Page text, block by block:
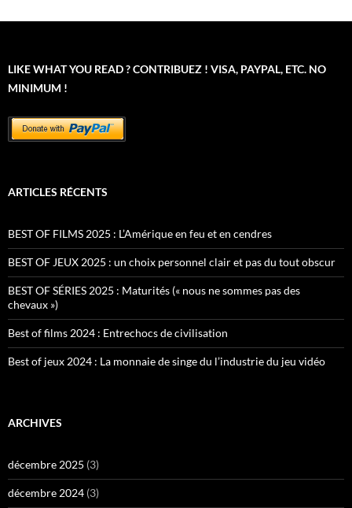
LIKE WHAT YOU READ ? CONTRIBUEZ ! VISA, PAYPAL, ETC. NO
MINIMUM !
ARTICLES RÉCENTS
BEST OF FILMS 2025 : L’Amérique en feu et en cendres
BEST OF JEUX 2025 : un choix personnel clair et pas du tout obscur
BEST OF SÉRIES 2025 : Maturités (« nous ne sommes pas des
chevaux »)
Best of films 2024 : Entrechocs de civilisation
Best of jeux 2024 : La monnaie de singe du l’industrie du jeu vidéo
ARCHIVES
décembre 2025 (3)
décembre 2024 (3)